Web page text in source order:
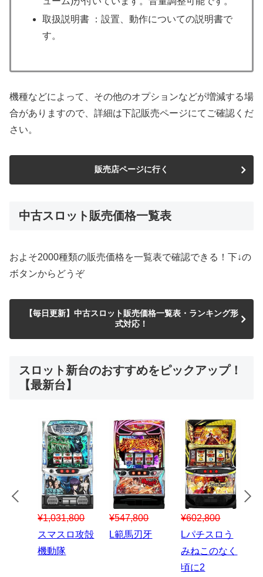
取扱説明書 ：設置、動作についての説明書で
す。
機種などによって、その他のオプションなどが増減する場
合がありますので、詳細は下記販売ページにてご確認くだ
さい。
販売店ページに行く
中古スロット販売価格一覧表
およそ2000種類の販売価格を一覧表で確認できる！下↓の
ボタンからどうぞ
【毎日更新】中古スロット販売価格一覧表・ランキング形
式対応！
スロット新台のおすすめをピックアップ！
【最新台】
¥547,800
スマスロハナ
ビ
¥150,000
スマスロ秘宝
¥1,867,800
Lパチスロ 炎
炎ノ消防隊2